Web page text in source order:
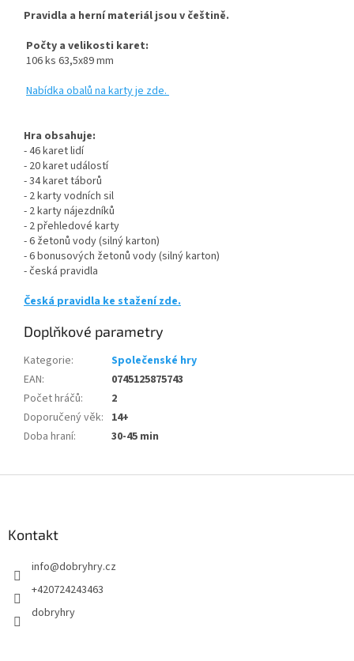
Pravidla a herní materiál jsou v češtině.
Počty a velikosti karet:
106 ks 63,5x89 mm
Nabídka obalů na karty je zde.
Hra obsahuje:
- 46 karet lidí
- 20 karet událostí
- 34 karet táborů
- 2 karty vodních sil
- 2 karty nájezdníků
- 2 přehledové karty
- 6 žetonů vody (silný karton)
- 6 bonusových žetonů vody (silný karton)
- česká pravidla
Česká pravidla ke stažení zde.
Doplňkové parametry
Kategorie:
Společenské hry
EAN:
0745125875743
Počet hráčů:
2
Doporučený věk: 14+
Doba hraní: 30-45 min
Kontakt
info@dobryhry.cz
+420724243463
dobryhry